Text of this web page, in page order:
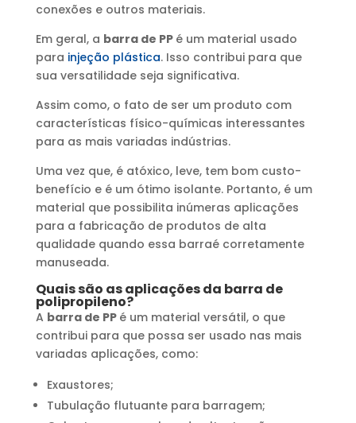
conexões e outros materiais.
Em geral, a barra de PP é um material usado
para injeção plástica. Isso contribui para que
sua versatilidade seja significativa.
Assim como, o fato de ser um produto com
características físico-químicas interessantes
para as mais variadas indústrias.
Uma vez que, é atóxico, leve, tem bom custo-
benefício e é um ótimo isolante. Portanto, é um
material que possibilita inúmeras aplicações
para a fabricação de produtos de alta
qualidade quando essa barraé corretamente
manuseada.
Quais são as aplicações da barra de
polipropileno?
A barra de PP é um material versátil, o que
contribui para que possa ser usado nas mais
variadas aplicações, como:
Exaustores;
Tubulação flutuante para barragem;